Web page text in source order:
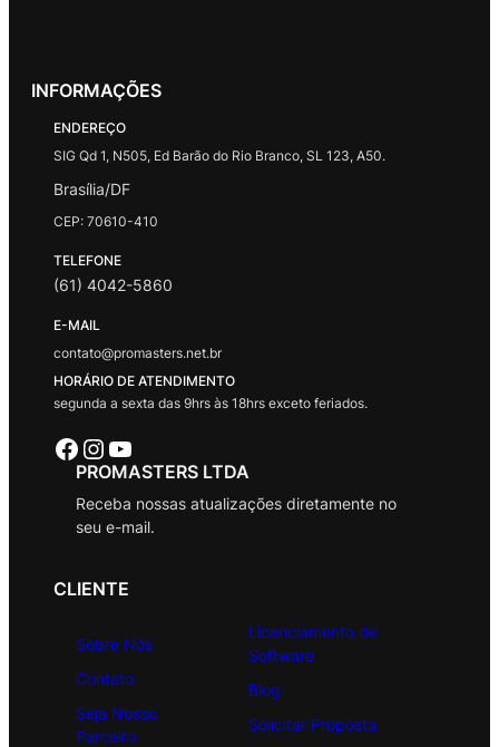
INFORMAÇÕES
ENDEREÇO
SIG Qd 1, N505, Ed Barão do Rio Branco, SL 123, A50.
Brasília/DF
CEP: 70610-410
TELEFONE
(61) 4042-5860
E-MAIL
contato@promasters.net.br
HORÁRIO DE ATENDIMENTO
segunda a sexta das 9hrs às 18hrs exceto feriados.
Facebook Instagram Youtube
PROMASTERS LTDA
Receba nossas atualizações diretamente no
seu e-mail.
CLIENTE
Sobre Nós
Contato
Seja Nosso
Parceiro
Licenciamento de
Software
Blog
Solicitar Proposta